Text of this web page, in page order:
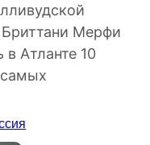
Мерфи
Атланте 10
самых